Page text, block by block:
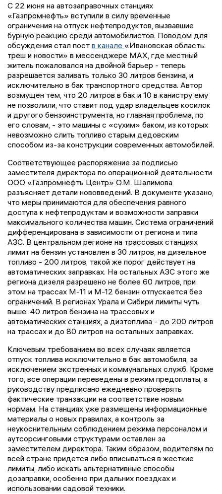
С 22 июня на автозаправочных станциях
«Газпромнефть» вступили в силу временные
ограничения на отпуск нефтепродуктов, вызвавшие
бурную реакцию среди автомобилистов. Поводом для
обсуждения стал пост в канале «Ивановская область:
треш и новости» в мессенджере МАХ, где местный
житель пожаловался на двойной барьер - теперь
разрешается заливать только 30 литров бензина, и
исключительно в бак транспортного средства. Автор
возмущен тем, что 20 литров в бак и 10 в канистру ему
не позволили, что ставит под удар владельцев косилок
и другого бензоинструмента, но главная проблема, по
его словам, - это машины с «сухим» баком, из которых
невозможно слить топливо старым дедовским
способом из-за конструкции современных автомобилей.
Соответствующее распоряжение за подписью
заместителя директора по операционной деятельности
ООО «Газпромнефть Центр» О.М. Шалимова
разъясняет детали нововведений. В документе указано,
что меры принимаются для обеспечения равного
доступа к нефтепродуктам и возможности заправки
максимального количества машин. Система ограничений
дифференцирована в зависимости от региона и типа
АЗС. В центральном регионе на трассовых станциях
лимит на бензин установлен в 30 литров, на дизельное
топливо - 200 литров, такой же порог действует на
автоматических заправках. На остальных АЗС этого же
региона дизеля разрешено не более 60 литров, при
этом на трассах М-11 и М-12 бензин отпускается без
ограничений. В регионах Урала и Сибири лимиты чуть
выше: 40 литров бензина на трассовых и
автоматических станциях, а дизтоплива - до 200 литров
на трассах и до 80 литров на остальных заправках.
Ключевым требованием во всех случаях является
отпуск топлива исключительно в бак автомобиля, за
исключением экстренных и коммунальных служб. Кроме
того, все операции переведены в режим предоплаты, а
руководству предписано ежедневно проверять
фактические транзакции на соответствие новым
нормам. На станциях уже размещены информационные
материалы о новых правилах, а контроль за
неукоснительным соблюдением режима персоналом и
аутсорсинговыми структурами оставлен за
заместителем директора. Таким образом, водителям по
всей стране придется либо вписываться в жесткие
лимиты, либо искать альтернативные способы
дозаправки, особенно при дальних поездках и
использовании садовой техники.